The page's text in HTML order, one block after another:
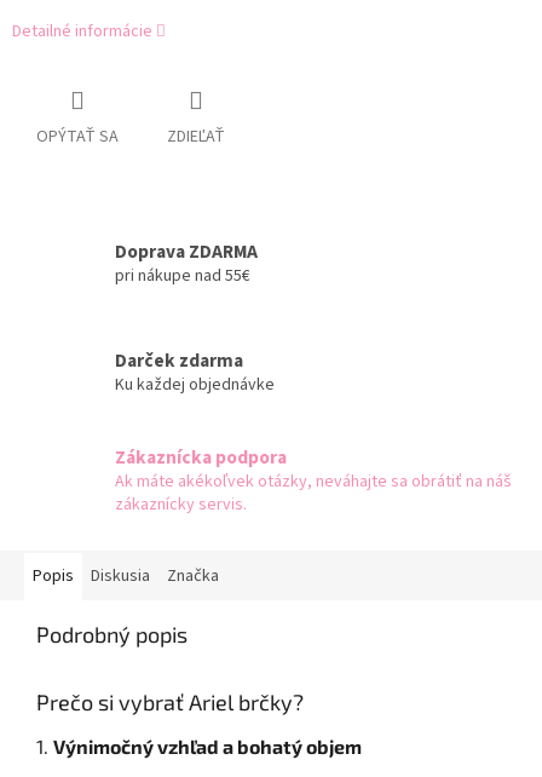
Detailné informácie
OPÝTAŤ SA ZDIEĽAŤ
Doprava ZDARMA
pri nákupe nad 55€
Darček zdarma
Ku každej objednávke
Zákaznícka podpora
Ak máte akékoľvek otázky, neváhajte sa obrátiť na náš
zákaznícky servis.
Popis Diskusia Značka
Podrobný popis
Prečo si vybrať Ariel brčky?
1. Výnimočný vzhľad a bohatý objem